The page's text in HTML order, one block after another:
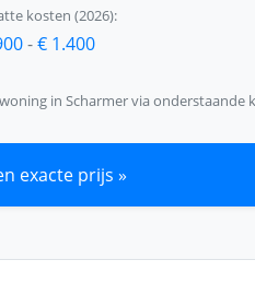
kosten (2026):
-€ 1.400
in Scharmer via onderstaande
exacte prijs »